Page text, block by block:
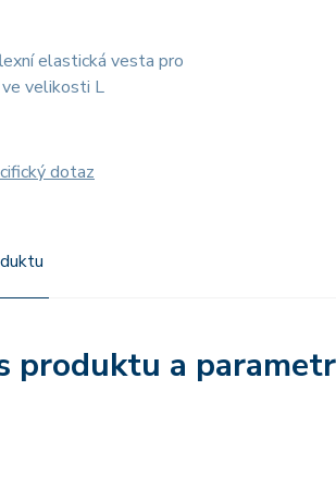
elastická vesta pro
velikosti L
dotaz
produktu a